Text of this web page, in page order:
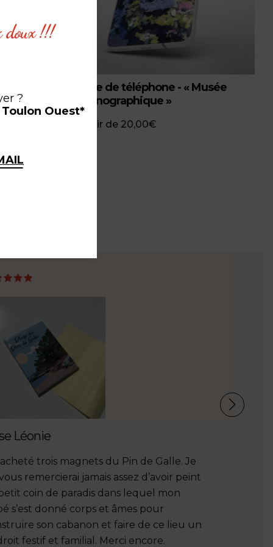
Coque de téléphone - « Musée
Océanographique »
à partir de 20,00€
Léonie
trois magnets du Pin de Galle. Je
remercierai jamais assez d’avoir peint
coin de paradis dans lequel mon
s’est donné corps et âmes pour
son cabanon et faire de ce lieu un
festif et familial. Merci encore.
doux !!!
?
Ouest*